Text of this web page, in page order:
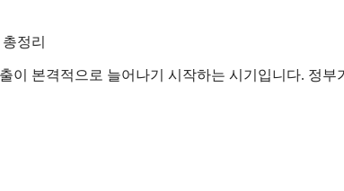
본격적으로 늘어나기 시작하는 시기입니다. 정부